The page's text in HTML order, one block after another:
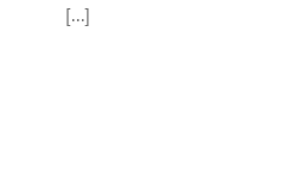
[...]